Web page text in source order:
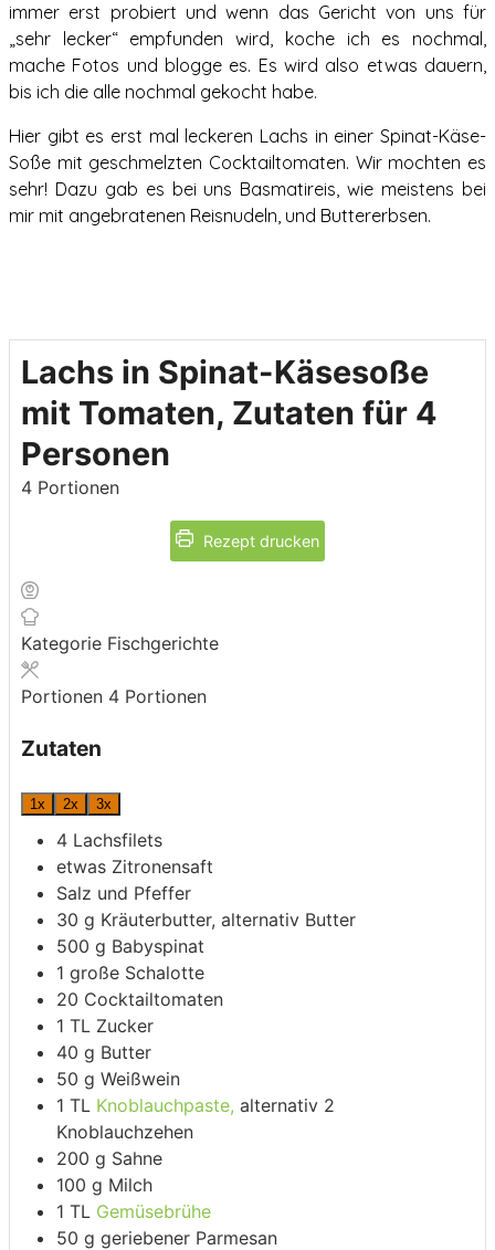
immer erst probiert und wenn das Gericht von uns für
„sehr lecker“ empfunden wird, koche ich es nochmal,
mache Fotos und blogge es. Es wird also etwas dauern,
bis ich die alle nochmal gekocht habe.
Hier gibt es erst mal leckeren Lachs in einer Spinat-Käse-
Soße mit geschmelzten Cocktailtomaten. Wir mochten es
sehr! Dazu gab es bei uns Basmatireis, wie meistens bei
mir mit angebratenen Reisnudeln, und Buttererbsen.
Lachs in Spinat-Käsesoße
mit Tomaten, Zutaten für 4
Personen
4 Portionen
Rezept drucken
Kategorie Fischgerichte
Portionen 4 Portionen
Zutaten
1x 2x 3x
4 Lachsfilets
etwas Zitronensaft
Salz und Pfeffer
30 g Kräuterbutter, alternativ Butter
500 g Babyspinat
1 große Schalotte
20 Cocktailtomaten
1 TL Zucker
40 g Butter
50 g Weißwein
1 TL Knoblauchpaste, alternativ 2
Knoblauchzehen
200 g Sahne
100 g Milch
1 TL Gemüsebrühe
50 g geriebener Parmesan